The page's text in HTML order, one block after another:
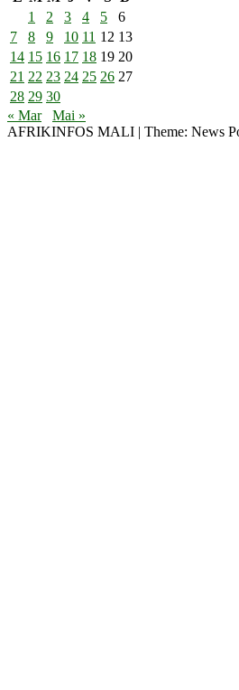
1
2 3 4 5
6
7
8 9 10 11 12 13
14 15 16 17 18 19 20
21 22 23 24 25 26 27
28 29 30
« Mar
Mai »
AFRIKINFOS MALI | Theme: News